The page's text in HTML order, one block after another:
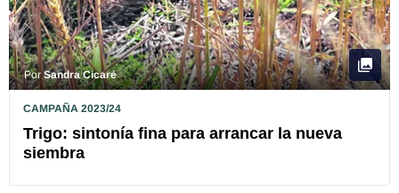
PorSandra Cicaré
CAMPAÑA 2023/24
Trigo: sintonía fina para arrancar la nueva
siembra